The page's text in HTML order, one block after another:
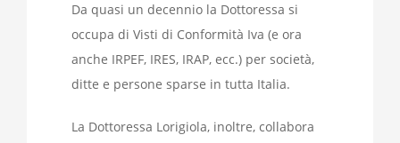
Da quasi un decennio la Dottoressa si
occupa di Visti di Conformità Iva (e ora
anche IRPEF, IRES, IRAP, ecc.) per società,
ditte e persone sparse in tutta Italia.
La Dottoressa Lorigiola, inoltre, collabora